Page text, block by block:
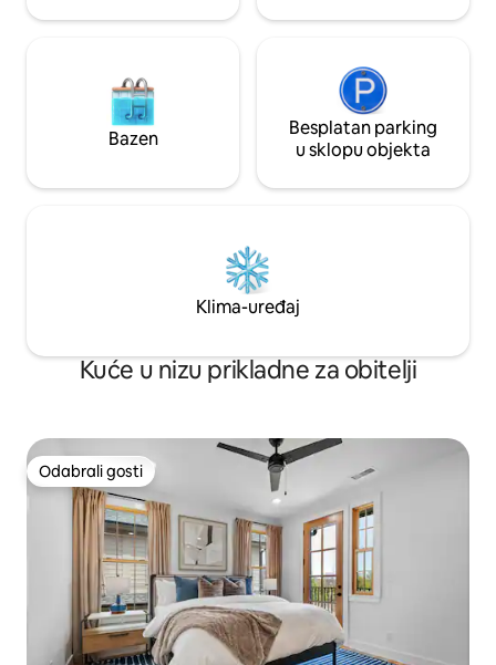
Bazen
Besplatan parking
u sklopu objekta
Klima-uređaj
Kuće u nizu prikladne za obitelji
Odabrali gosti
Odabrali gosti